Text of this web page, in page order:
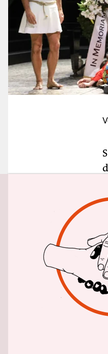
veranstaltungen
shop
fragen & hilfe
unterstützen
abo